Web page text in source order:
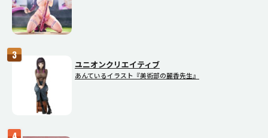
ユニオンクリエイティブ
あんているイラスト『美術部の麗香先生』